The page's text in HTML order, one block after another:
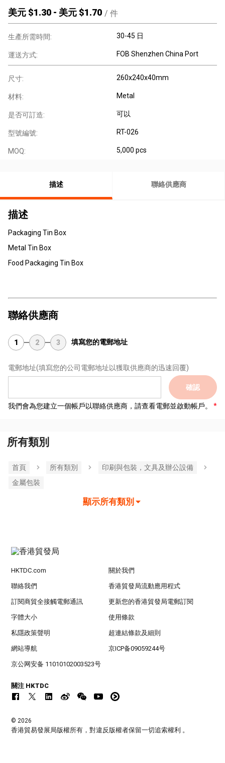
美元 $1.30 - 美元 $1.70 / 件
生產所需時間: 30-45 日
運送方式: FOB Shenzhen China Port
尺寸: 260x240x40mm
材料: Metal
是否可訂造: 可以
型號編號: RT-026
MOQ: 5,000 pcs
描述 聯絡供應商
描述
Packaging Tin Box
Metal Tin Box
Food Packaging Tin Box
聯絡供應商
1 2 3 填寫您的電郵地址
電郵地址(填寫您的公司電郵地址以獲取供應商的迅速回覆)
確認
我們會為您建立一個帳戶以聯絡供應商，請查看電郵並啟動帳戶。
所有類別
首頁 所有類別
印刷與包裝，文具及辦公設備
金屬包裝
顯示所有類別
HKTDC.com 關於我們
聯絡我們 香港貿發局流動應用程式
訂閱商貿全接觸電郵通訊 更新您的香港貿發局電郵訂閱
字體大小 使用條款
私隱政策聲明 超連結條款及細則
網站導航 京ICP备09059244号
京公网安备 11010102003523号
關注 HKTDC
© 2026
香港貿易發展局版權所有，對違反版權者保留一切追索權利 。